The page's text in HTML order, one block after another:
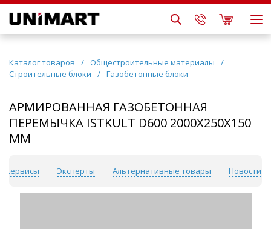
Каталог товаров / Общестроительные материалы
/
Строительные блоки
/ Газобетонные блоки
АРМИРОВАННАЯ ГАЗОБЕТОННАЯ
ПЕРЕМЫЧКА ISTKULT D600 2000Х250Х150
ММ
сервисы Эксперты Альтернативные товары Новости